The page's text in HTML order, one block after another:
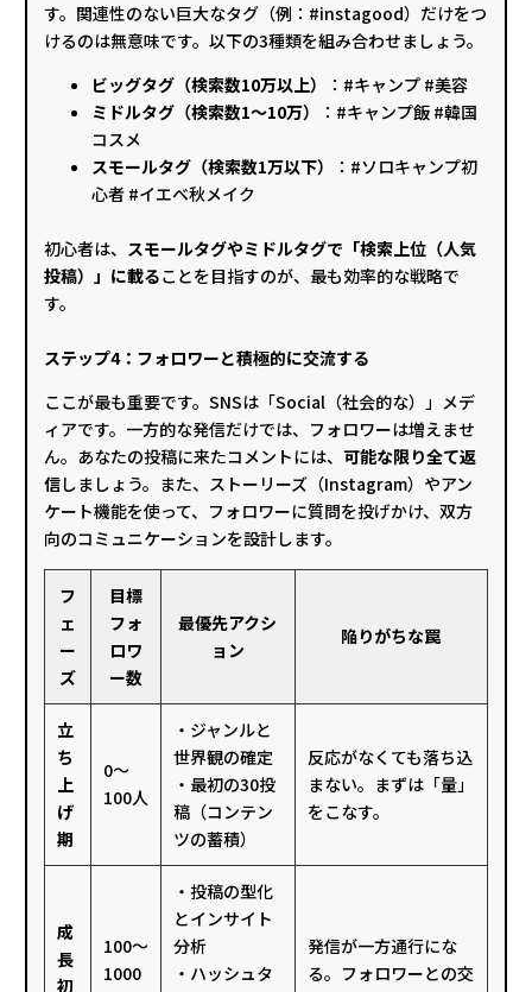
す。関連性のない巨大なタグ（例：#instagood）だけをつ
けるのは無意味です。以下の3種類を組み合わせましょう。
ビッグタグ（検索数10万以上）
：#キャンプ #美容
ミドルタグ（検索数1〜10万）
：#キャンプ飯 #韓国
コスメ
スモールタグ（検索数1万以下）
：#ソロキャンプ初
心者 #イエベ秋メイク
初心者は、 スモールタグやミドルタグで「検索上位（人気
投稿）」に載ることを目指すのが、最も効率的な戦略で
す。
ステップ4：フォロワーと積極的に交流する
ここが最も重要です。SNSは「Social（社会的な）」メデ
ィアです。一方的な発信だけでは、フォロワーは増えませ
ん。あなたの投稿に来たコメントには、 可能な限り全て返
信しましょう。また、ストーリーズ（Instagram）やアン
ケート機能を使って、フォロワーに質問を投げかけ、双方
向のコミュニケーションを設計します。
フ
ェ
ー
ズ
目標
フォ
ロワ
ー数
最優先アクシ
ョン
陥りがちな罠
立
ち
上
げ
期
0〜
100人
・ジャンルと
世界観の確定
・最初の30投
稿（コンテン
ツの蓄積）
反応がなくても落ち込
まない。まずは「量」
をこなす。
成
長
初
100〜
1000
・投稿の型化
とインサイト
分析
・ハッシュタ
発信が一方通行にな
る。フォロワーとの交